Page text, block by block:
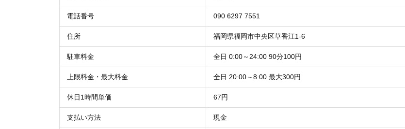
電話番号 090 6297 7551
住所 福岡県福岡市中央区草香江1-6
駐車料金 全日 0:00～24:00 90分100円
上限料金・最大料金 全日 20:00～8:00 最大300円
休日1時間単価 67円
支払い方法 現金